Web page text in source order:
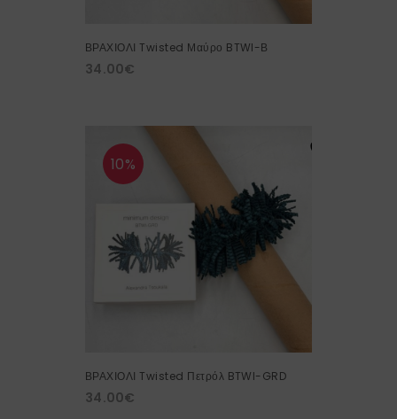
ΒΡΑΧΙΟΛΙ Twisted Μαύρο BTWI-Β
34.00€
10%
ΒΡΑΧΙΟΛΙ Twisted Πετρόλ BTWI-GRD
34.00€